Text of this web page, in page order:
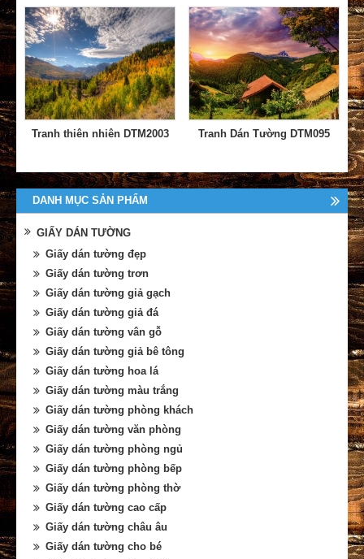
Tranh thiên nhiên DTM2003 Tranh Dán Tường DTM095
DANH MỤC SẢN PHẨM
GIẤY DÁN TƯỜNG
Giấy dán tường đẹp
Giấy dán tường trơn
Giấy dán tường giả gạch
Giấy dán tường giả đá
Giấy dán tường vân gỗ
Giấy dán tường giả bê tông
Giấy dán tường hoa lá
Giấy dán tường màu trắng
Giấy dán tường phòng khách
Giấy dán tường văn phòng
Giấy dán tường phòng ngủ
Giấy dán tường phòng bếp
Giấy dán tường phòng thờ
Giấy dán tường cao cấp
Giấy dán tường châu âu
Giấy dán tường cho bé